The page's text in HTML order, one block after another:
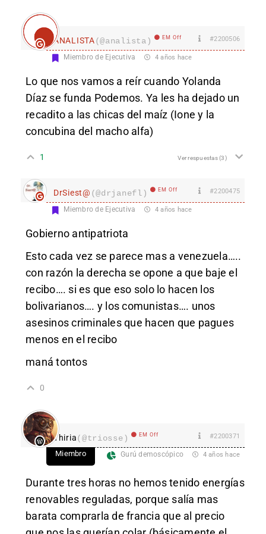
ANALISTA(@analista) EM Off #2200506
Miembro de Ejecutiva 4 años hace
Lo que nos vamos a reír cuando Yolanda
Díaz se funda Podemos. Ya les ha dejado un
recadito a las chicas del maíz (Ione y la
concubina del macho alfa)
1 Ver respuestas(3)
DrSiest@ (@drjanefl) EM Off #2200475
Miembro de Ejecutiva 4 años hace
Gobierno antipatriota
Esto cada vez se parece mas a venezuela…..
con razón la derecha se opone a que baje el
recibo…. si es que eso solo lo hacen los
bolivarianos…. y los comunistas…. unos
asesinos criminales que hacen que pagues
menos en el recibo
maná tontos
0
Thiria(@triosse) EM Off #2200371
Miembro Gurú demoscópico 4 años hace
Durante tres horas no hemos tenido energías
renovables reguladas, porque salía mas
barata comprarla de francia que al precio